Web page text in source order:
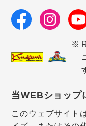
当WEBショップ
このウェブサイト